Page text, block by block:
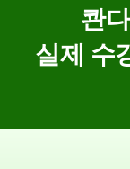
콴
실제 수